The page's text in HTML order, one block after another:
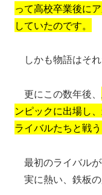
って高校卒業後に
していたのです。
しかも物語はそ
更にこの数年後、
ンピックに出場し
ライバルたちと戦
最初のライバル
実に熱い、鉄板の